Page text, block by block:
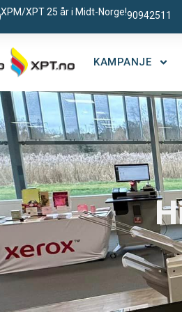
90942511
XPM/XPT 25 år i Midt-Norge!
KAMPANJE